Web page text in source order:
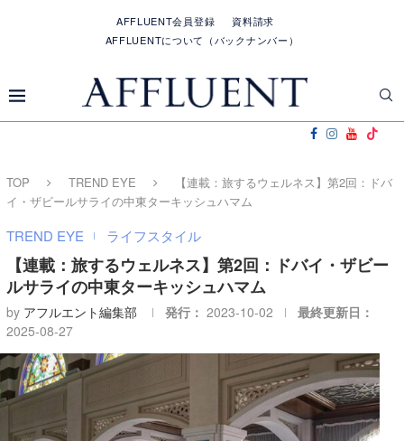
AFFLUENT会員登録
資料請求
AFFLUENTについて（バックナンバー）
TOP TREND EYE
【連載：旅するウェルネス】第2回：ドバ
イ・ザビールサライの中東ターキッシュハマム
TREND EYE ライフスタイル
【連載：旅するウェルネス】第2回：ドバイ・ザビー
ルサライの中東ターキッシュハマム
by アフルエント編集部 発行： 2023-10-02
最終更新日：
2025-08-27